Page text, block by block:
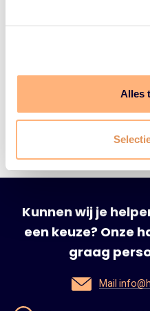
Alles
Kunnen wij je
een keuze? Onze
graag
Mail